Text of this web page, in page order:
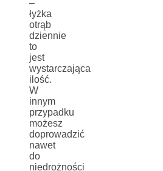
–
łyżka
otrąb
dziennie
to
jest
wystarczająca
ilość.
W
innym
przypadku
możesz
doprowadzić
nawet
do
niedrożności